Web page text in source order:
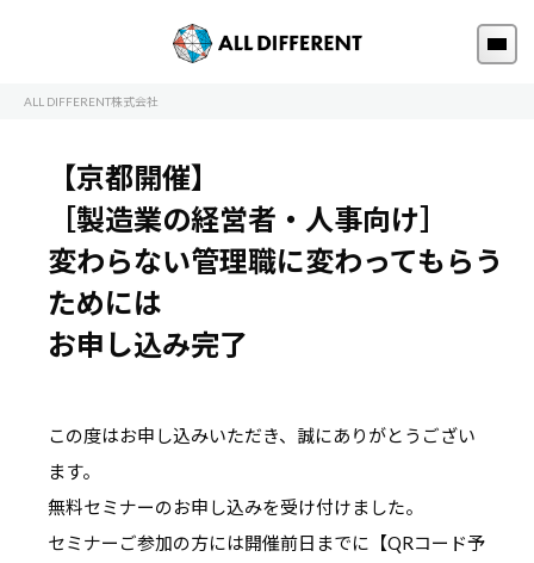
ALL DIFFERENT株式会社
【京都開催】
［製造業の経営者・人事向け］
変わらない管理職に変わってもらう
ためには
お申し込み完了
この度はお申し込みいただき、誠にありがとうござい
ます。
無料セミナーのお申し込みを受け付けました。
セミナーご参加の方には開催前日までに【QRコード予